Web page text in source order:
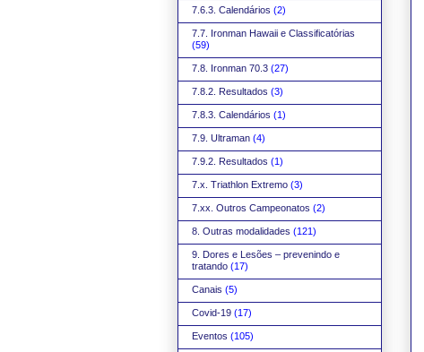
7.6.3. Calendários (2)
7.7. Ironman Hawaii e Classificatórias
(59)
7.8. Ironman 70.3 (27)
7.8.2. Resultados (3)
7.8.3. Calendários (1)
7.9. Ultraman (4)
7.9.2. Resultados (1)
7.x. Triathlon Extremo (3)
7.xx. Outros Campeonatos (2)
8. Outras modalidades (121)
9. Dores e Lesões – prevenindo e
tratando (17)
Canais (5)
Covid-19 (17)
Eventos (105)